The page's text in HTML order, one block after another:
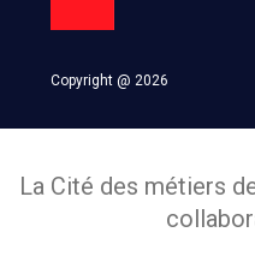
Copyright @ 2026
La Cité des métiers